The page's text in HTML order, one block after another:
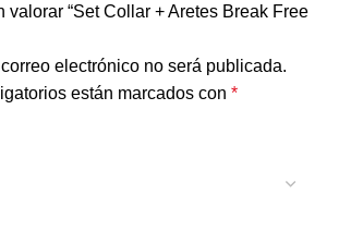
valorar “Set Collar + Aretes Break Free
electrónico no será publicada.
están marcados con *